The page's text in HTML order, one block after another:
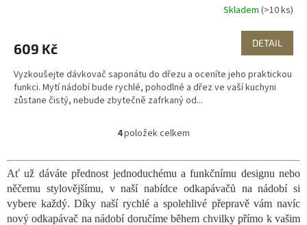
Skladem (>10 ks)
609 Kč DETAIL
Vyzkoušejte dávkovač saponátu do dřezu a oceníte jeho praktickou
funkci. Mytí nádobí bude rychlé, pohodlné a dřez ve vaší kuchyni
zůstane čistý, nebude zbytečně zafrkaný od...
O
l
á
d
a
c
4položek celkem
Ať už dáváte přednost jednoduchému a funkčnímu designu nebo
něčemu stylovějšímu, v naší nabídce odkapávačů na nádobí si
vybere každý. Díky naší rychlé a spolehlivé přepravě vám navíc
nový odkapávač na nádobí doručíme během chvilky přímo k vašim